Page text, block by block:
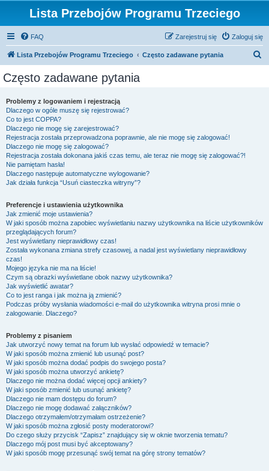
Lista Przebojów Programu Trzeciego
FAQ Zaloguj się
Zarejestruj się
Lista Przebojów Programu Trzeciego Często zadawane pytania
Często zadawane pytania
Problemy z logowaniem i rejestracją
Dlaczego w ogóle muszę się rejestrować?
Co to jest COPPA?
Dlaczego nie mogę się zarejestrować?
Rejestracja została przeprowadzona poprawnie, ale nie mogę się zalogować!
Dlaczego nie mogę się zalogować?
Rejestracja została dokonana jakiś czas temu, ale teraz nie mogę się zalogować?!
Nie pamiętam hasła!
Dlaczego następuje automatyczne wylogowanie?
Jak działa funkcja “Usuń ciasteczka witryny”?
Preferencje i ustawienia użytkownika
Jak zmienić moje ustawienia?
W jaki sposób można zapobiec wyświetlaniu nazwy użytkownika na liście użytkowników
przeglądających forum?
Jest wyświetlany nieprawidłowy czas!
Została wykonana zmiana strefy czasowej, a nadal jest wyświetlany nieprawidłowy
czas!
Mojego języka nie ma na liście!
Czym są obrazki wyświetlane obok nazwy użytkownika?
Jak wyświetlić awatar?
Co to jest ranga i jak można ją zmienić?
Podczas próby wysłania wiadomości e-mail do użytkownika witryna prosi mnie o
zalogowanie. Dlaczego?
Problemy z pisaniem
Jak utworzyć nowy temat na forum lub wysłać odpowiedź w temacie?
W jaki sposób można zmienić lub usunąć post?
W jaki sposób można dodać podpis do swojego posta?
W jaki sposób można utworzyć ankietę?
Dlaczego nie można dodać więcej opcji ankiety?
W jaki sposób zmienić lub usunąć ankietę?
Dlaczego nie mam dostępu do forum?
Dlaczego nie mogę dodawać załączników?
Dlaczego otrzymałem/otrzymałam ostrzeżenie?
W jaki sposób można zgłosić posty moderatorowi?
Do czego służy przycisk “Zapisz” znajdujący się w oknie tworzenia tematu?
Dlaczego mój post musi być akceptowany?
W jaki sposób mogę przesunąć swój temat na górę strony tematów?